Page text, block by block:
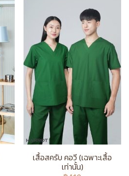
เสื้อสครับ คอวี (เฉพาะเสื้อ
เท่านั้น)